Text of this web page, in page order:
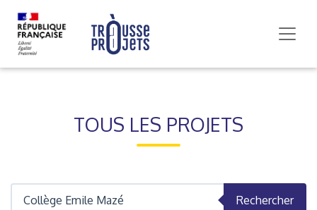
TOUS LES PROJETS
Rechercher